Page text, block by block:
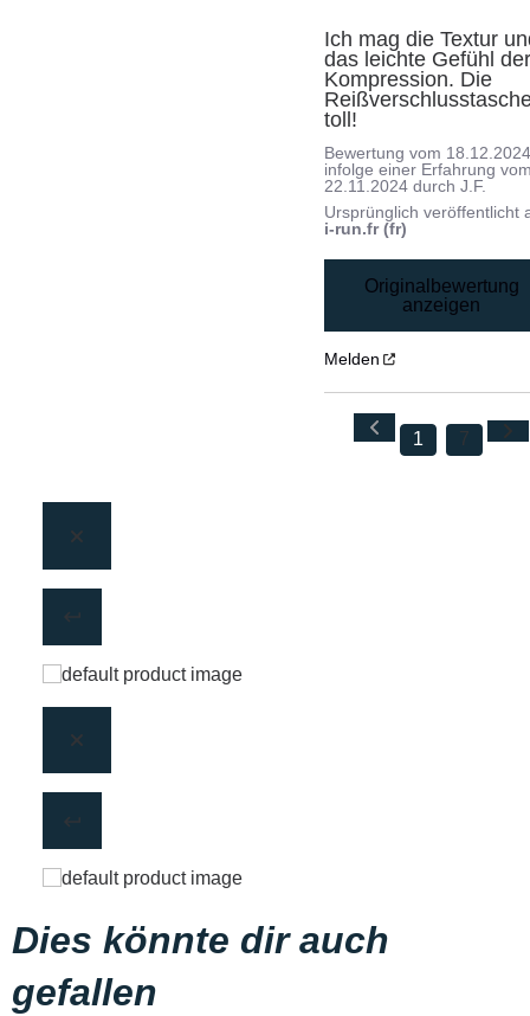
Ich mag die Textur
das leichte Gefühl
Kompression. Die
toll!
Bewertung vom
infolge einer Erfahrung
22.11.2024 durchJ.F.
Ursprünglich veröffentlicht
i-run.fr (fr)
Originalbewertung
anzeigen
Melden
1 7
Dies könnte dir auch
gefallen